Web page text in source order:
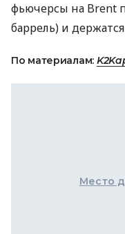
фьючерсы на Brent
баррель) и
По материалам:
Место